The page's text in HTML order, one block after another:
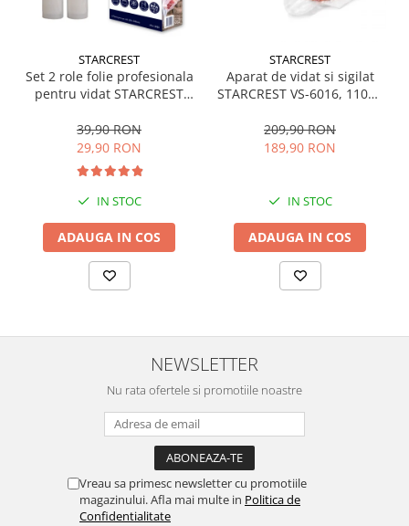
Aspiratoare
Mopuri electrice cu abur
Ingrijire personala
Cantare corporale
Statii de calcat
Masini de cusut
Perii de par electrice
Periute de dinti electrice
Plite
Preparare ceai si cafea
Aparate de spumat lapte
Preparare desert
accesori inghetata
STARCREST
Set 2 role folie profesionala
pentru vidat STARCREST
rezistente, reutilizabile,
sous vide, lavabile in
masina de spalat, fara BPA,
transparent
39,90 RON
29,90 RON
IN STOC
ADAUGA IN COS
STARCREST
Aparat de vidat si sigilat
STARCREST VS-6016, 110W,
Furtun de vidare caserole,
Cutter incorporat,
209,90 RON
189,90 RON
IN STOC
ADAUGA IN COS
NEWSLETTER
Nu rata ofertele si promotiile noastre
Vreau sa primesc newsletter cu promotiile
magazinului. Afla mai multe in Politica de
Confidentialitate